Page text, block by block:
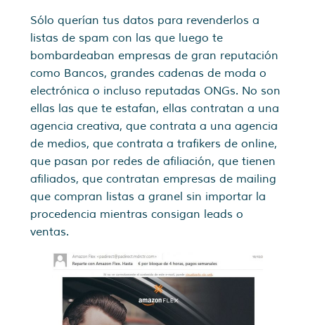
Sólo querían tus datos para revenderlos a
listas de spam con las que luego te
bombardeaban empresas de gran reputación
como Bancos, grandes cadenas de moda o
electrónica o incluso reputadas ONGs. No son
ellas las que te estafan, ellas contratan a una
agencia creativa, que contrata a una agencia
de medios, que contrata a trafikers de online,
que pasan por redes de afiliación, que tienen
afiliados, que contratan empresas de mailing
que compran listas a granel sin importar la
procedencia mientras consigan leads o
ventas.